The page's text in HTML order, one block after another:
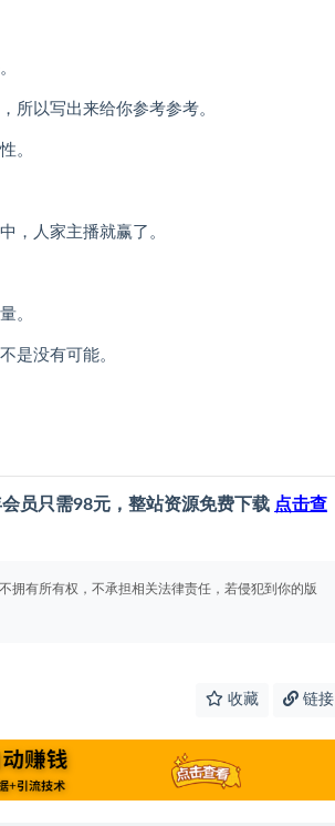
所以写出来给你参考参考。
。
，人家主播就赢了。
。
是没有可能。
员只需98元，整站资源免费下载 点击查
拥有所有权，不承担相关法律责任，若侵犯到你的版
收藏 链接